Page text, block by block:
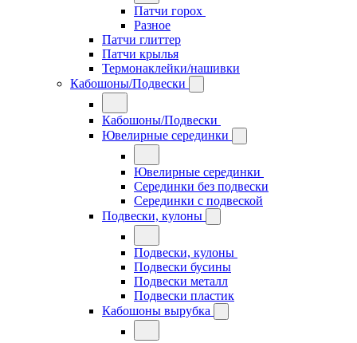
Патчи горох
Разное
Патчи глиттер
Патчи крылья
Термонаклейки/нашивки
Кабошоны/Подвески
Кабошоны/Подвески
Ювелирные серединки
Ювелирные серединки
Серединки без подвески
Серединки с подвеской
Подвески, кулоны
Подвески, кулоны
Подвески бусины
Подвески металл
Подвески пластик
Кабошоны вырубка